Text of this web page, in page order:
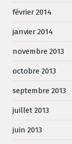
février 2014
janvier 2014
novembre 2013
octobre 2013
septembre 2013
juillet 2013
juin 2013